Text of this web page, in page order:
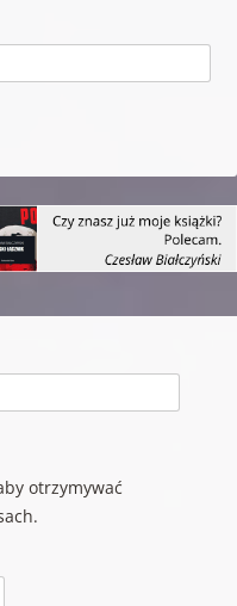
otrzymywać